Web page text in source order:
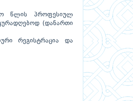
წლის პროფესიულ
(დანართი
რეგისტრაცია და